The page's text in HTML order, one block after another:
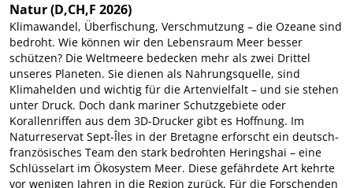
Natur(D,CH,F 2026)
Klimawandel, Überfischung, Verschmutzung – die Ozeane sind
bedroht. Wie können wir den Lebensraum Meer besser
schützen? Die Weltmeere bedecken mehr als zwei Drittel
unseres Planeten. Sie dienen als Nahrungsquelle, sind
Klimahelden und wichtig für die Artenvielfalt – und sie stehen
unter Druck. Doch dank mariner Schutzgebiete oder
Korallenriffen aus dem 3D-Drucker gibt es Hoffnung. Im
Naturreservat Sept-Îles in der Bretagne erforscht ein deutsch-
französisches Team den stark bedrohten Heringshai – eine
Schlüsselart im Ökosystem Meer. Diese gefährdete Art kehrte
vor wenigen Jahren in die Region zurück. Für die Forschenden